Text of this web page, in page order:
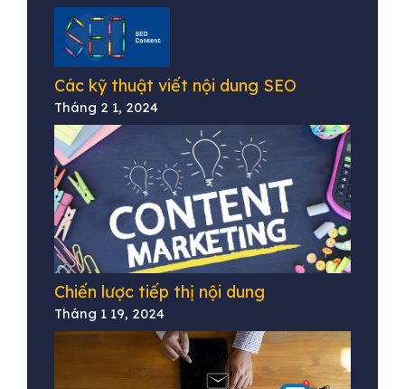
Các kỹ thuật viết nội dung SEO
Tháng 2 1, 2024
Chiến lược tiếp thị nội dung
Tháng 1 19, 2024